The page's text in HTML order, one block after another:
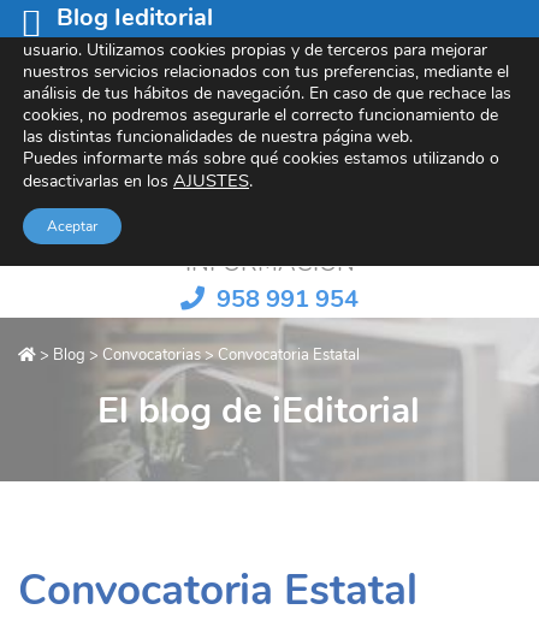
Referentes en contenido e-learning
INFORMACIÓN
958 991 954
> Blog > Convocatorias>Convocatoria Estatal
El blog de iEditorial
Convocatoria Estatal
Este sitio web utiliza cookies para mejorar tu experiencia de
usuario. Utilizamos cookies propias y de terceros para mejorar
nuestros servicios relacionados con tus preferencias, mediante el
análisis de tus hábitos de navegación. En caso de que rechace las
cookies, no podremos asegurarle el correcto funcionamiento de
las distintas funcionalidades de nuestra página web.
Puedes informarte más sobre qué cookies estamos utilizando o
desactivarlas en los AJUSTES.
Aceptar
Blog Ieditorial